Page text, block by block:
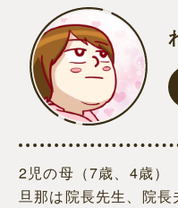
2児の母（7歳、4歳）
旦那は院長先生、院